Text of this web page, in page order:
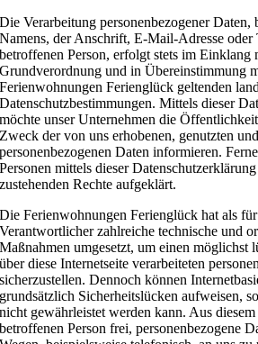
Die Verarbeitung personenbezogener Daten,
Namens, der Anschrift, E-Mail-Adresse oder
betroffenen Person, erfolgt stets im Einklang
Grundverordnung und in Übereinstimmung
Ferienwohnungen Ferienglück geltenden
Datenschutzbestimmungen. Mittels dieser
möchte unser Unternehmen die
Zweck der von uns erhobenen, genutzten
personenbezogenen Daten informieren.
Personen mittels dieser
zustehenden Rechte aufgeklärt.
Die Ferienwohnungen Ferienglück hat als
Verantwortlicher zahlreiche technische und
Maßnahmen umgesetzt, um einen möglichst
über diese Internetseite verarbeiteten
sicherzustellen. Dennoch können
grundsätzlich Sicherheitslücken aufweisen,
nicht gewährleistet werden kann. Aus
betroffenen Person frei, personenbezogene